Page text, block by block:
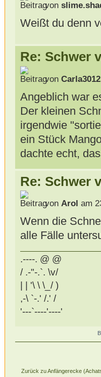
von
Weißt du denn
Re: Schwer
von Carla3012
Angeblich war
Der kleinen
irgendwie
ein Stück
dachte echt,
Re: Schwer
von Arol am
Wenn die
alle Fälle
.----. @ @
/ .-"-.`. \v/
| | '\ \ \_/ )
,-\ `-.' /.' /
'---`----'----'
Zurück zu Anfängerecke